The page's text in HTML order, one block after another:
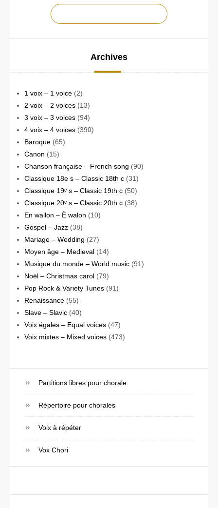
Archives
1 voix – 1 voice (2)
2 voix – 2 voices (13)
3 voix – 3 voices (94)
4 voix – 4 voices (390)
Baroque (65)
Canon (15)
Chanson française – French song (90)
Classique 18e s – Classic 18th c (31)
Classique 19ᵉ s – Classic 19th c (50)
Classique 20ᵉ s – Classic 20th c (38)
En wallon – È walon (10)
Gospel – Jazz (38)
Mariage – Wedding (27)
Moyen âge – Medieval (14)
Musique du monde – World music (91)
Noël – Christmas carol (79)
Pop Rock & Variety Tunes (91)
Renaissance (55)
Slave – Slavic (40)
Voix égales – Equal voices (47)
Voix mixtes – Mixed voices (473)
Partitions libres pour chorale
Répertoire pour chorales
Voix à répéter
Vox Chori